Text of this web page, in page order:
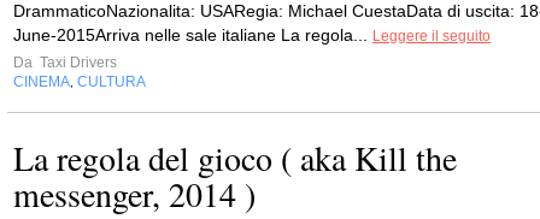
DrammaticoNazionalita: USARegia: Michael CuestaData di uscita:
June-2015Arriva nelle sale italiane La regola...
Leggere il seguito
Da Taxi Drivers
CINEMA CULTURA
La regola del gioco ( aka Kill the
messenger, 2014 )